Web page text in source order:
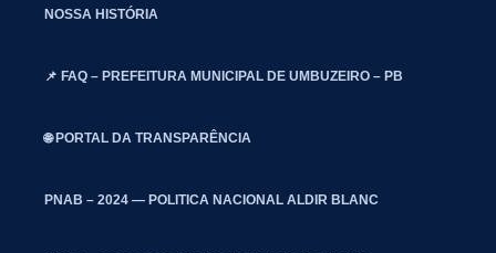
NOSSA HISTÓRIA
📌 FAQ – PREFEITURA MUNICIPAL DE UMBUZEIRO – PB
🌐 PORTAL DA TRANSPARÊNCIA
PNAB – 2024 — POLITICA NACIONAL ALDIR BLANC